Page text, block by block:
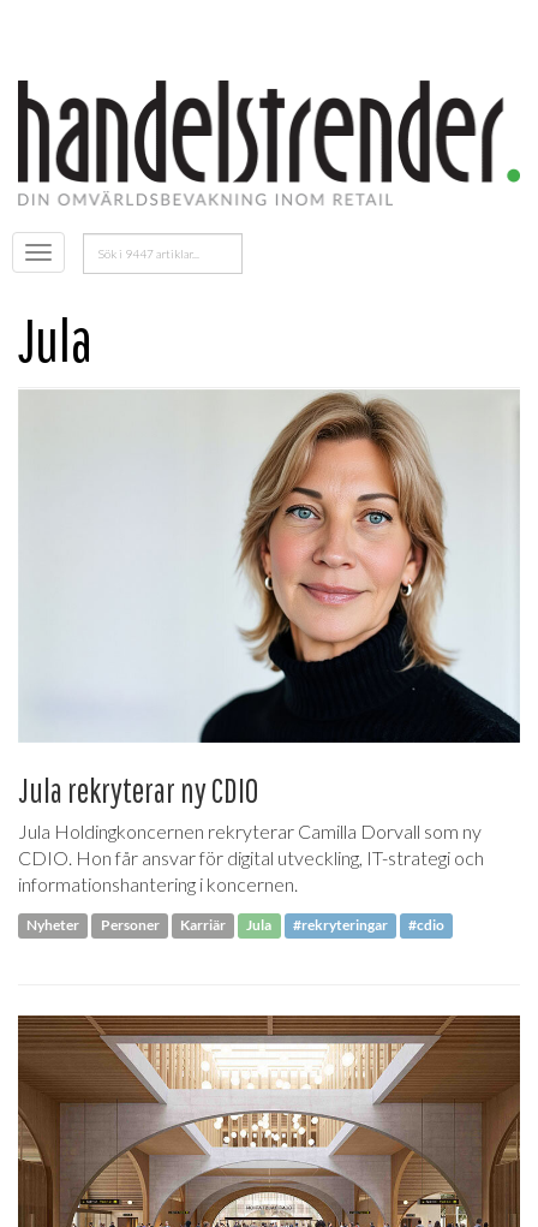
Öppna
menyn
Sök
efter:
Jula
Jula rekryterar ny CDIO
Jula Holdingkoncernen rekryterar Camilla Dorvall som ny
CDIO. Hon får ansvar för digital utveckling, IT-strategi och
informationshantering i koncernen.
Nyheter Personer Karriär Jula #rekryteringar #cdio